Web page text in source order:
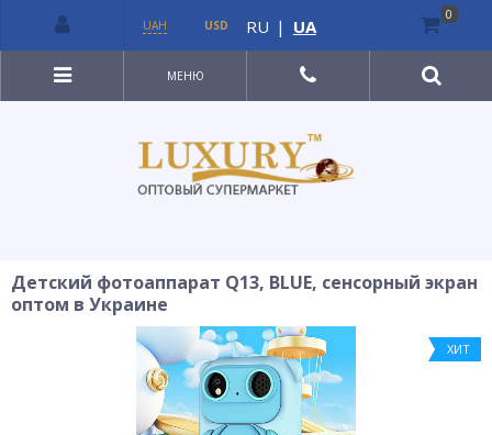
МЕНЮ
Детский фотоаппарат Q13, BLUE, сенсорный экран
оптом в Украине
ХИТ
UAH USD RU | UA
0